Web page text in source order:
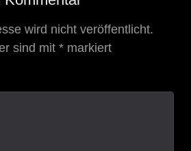
wird nicht veröffentlicht.
sind mit * markiert